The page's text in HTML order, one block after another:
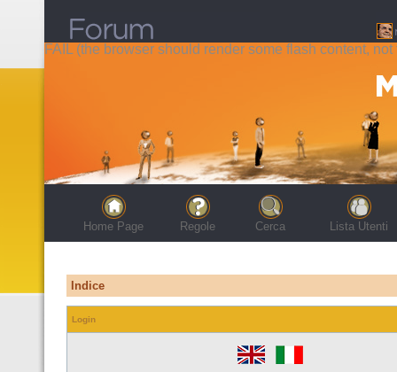
FAIL (the browser should render some flash content, not
Home Page Regole Cerca Lista Utenti
Indice
Login